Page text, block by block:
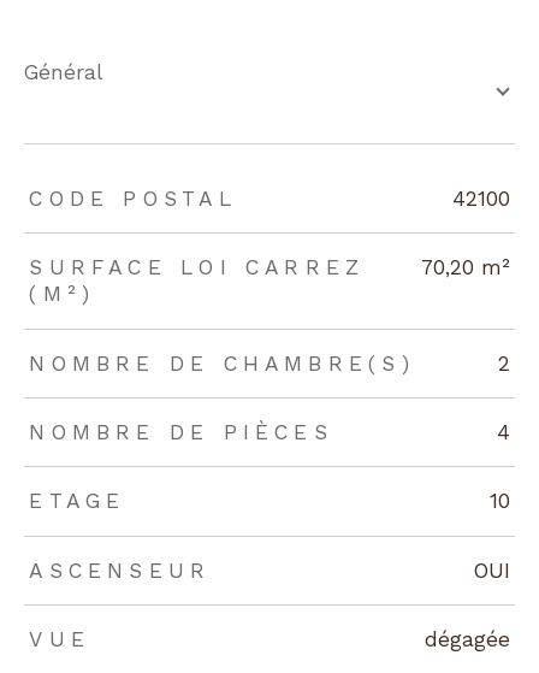
général
TRAD_ZEPHYR_Caracteristique TRAD_ZEPHYR_Valeurs
CODE POSTAL 42100
SURFACE LOI CARREZ
(M²)
70,20 m²
NOMBRE DE CHAMBRE(S) 2
NOMBRE DE PIÈCES 4
ETAGE 10
ASCENSEUR OUI
VUE dégagée